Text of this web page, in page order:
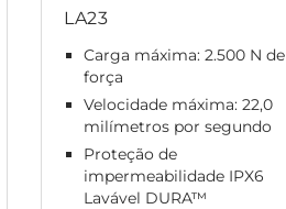
LA23
Carga máxima: 2.500 N de
força
Velocidade máxima: 22,0
milímetros por segundo
Proteção de
impermeabilidade IPX6
Lavável DURA™